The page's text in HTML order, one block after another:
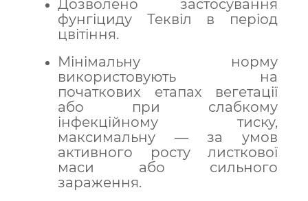
Дозволено застосування
фунгіциду Теквіл в період
цвітіння.
Мінімальну норму
використовують на
початкових етапах вегетації
або при слабкому
інфекційному тиску,
максимальну — за умов
активного росту листкової
маси або сильного
зараження.